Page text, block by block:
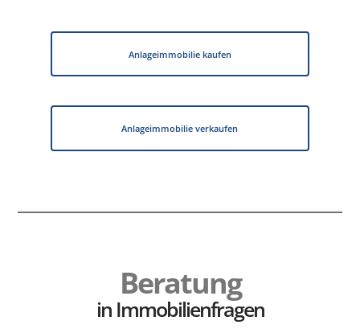
Anlageimmobilie kaufen
Anlageimmobilie verkaufen
Beratung
in Immobilienfragen